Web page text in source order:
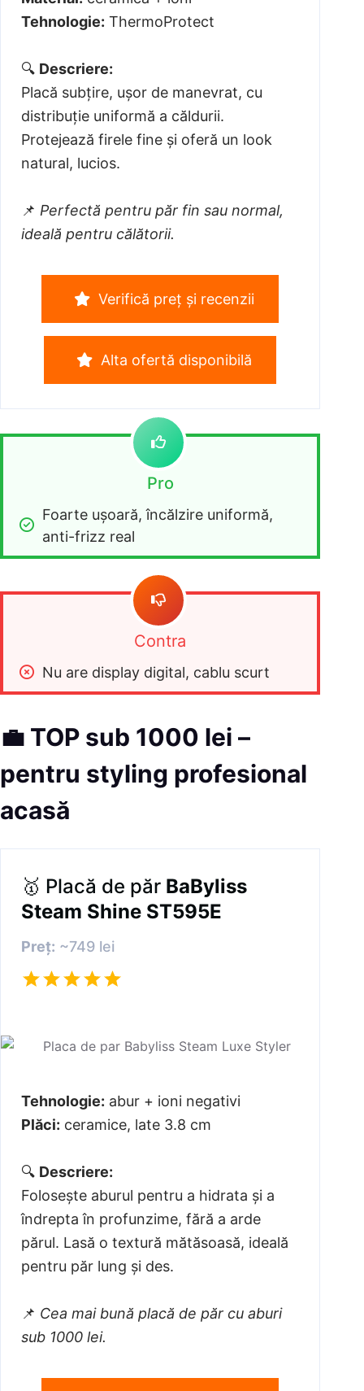
Tehnologie: ThermoProtect
🔍 Descriere:
Placă subțire, ușor de manevrat, cu
distribuție uniformă a căldurii.
Protejează firele fine și oferă un look
natural, lucios.
📌 Perfectă pentru păr fin sau normal,
ideală pentru călătorii.
Verifică preț și recenzii
Alta ofertă disponibilă
Pro
Foarte ușoară, încălzire uniformă,
anti-frizz real
Contra
Nu are display digital, cablu scurt
💼 TOP sub 1000 lei –
pentru styling profesional
acasă
🥇 Placă de păr BaByliss
Steam Shine ST595E
Preț: ~749 lei
Tehnologie: abur + ioni negativi
Plăci: ceramice, late 3.8 cm
🔍 Descriere:
Folosește aburul pentru a hidrata și a
îndrepta în profunzime, fără a arde
părul. Lasă o textură mătăsoasă, ideală
pentru păr lung și des.
📌 Cea mai bună placă de păr cu aburi
sub 1000 lei.